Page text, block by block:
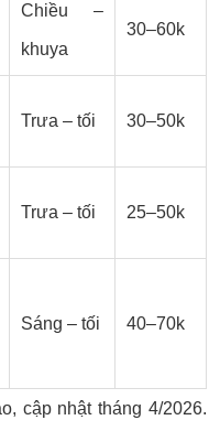
Chiều –
khuya
30–60k
Trưa – tối 30–50k
Trưa – tối 25–50k
Sáng – tối 40–70k
cập nhật tháng 4/2026.